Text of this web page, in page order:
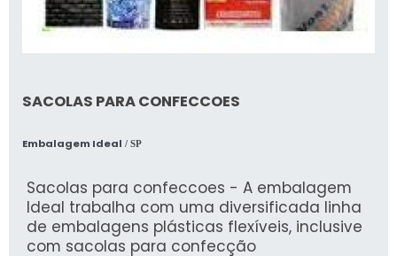
SACOLAS PARA CONFECCOES
Embalagem Ideal / SP
Sacolas para confeccoes - A embalagem
Ideal trabalha com uma diversificada linha
de embalagens plásticas flexíveis, inclusive
com sacolas para confecção